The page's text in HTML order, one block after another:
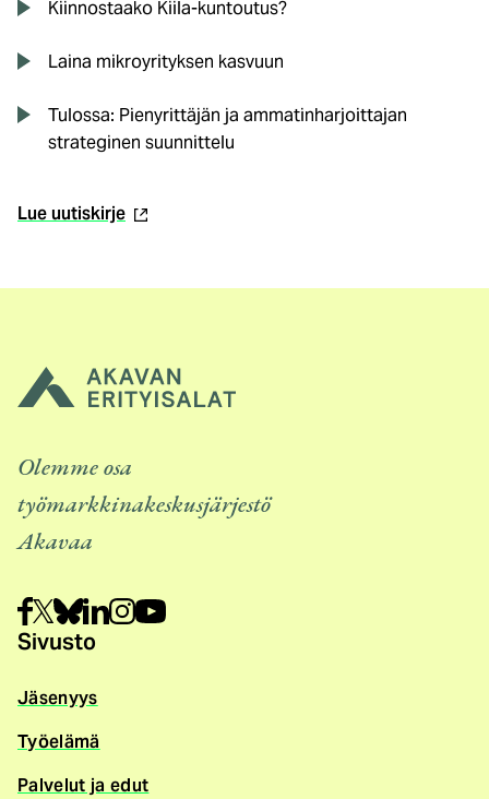
Kiinnostaako Kiila-kuntoutus?
Laina mikroyrityksen kasvuun
Tulossa: Pienyrittäjän ja ammatinharjoittajan
strateginen suunnittelu
Lue uutiskirje(ulkoinen
Olemme osa
työmarkkinakeskusjärjestö
Akavaa
Sivusto
Jäsenyys
Työelämä
Palvelut ja edut